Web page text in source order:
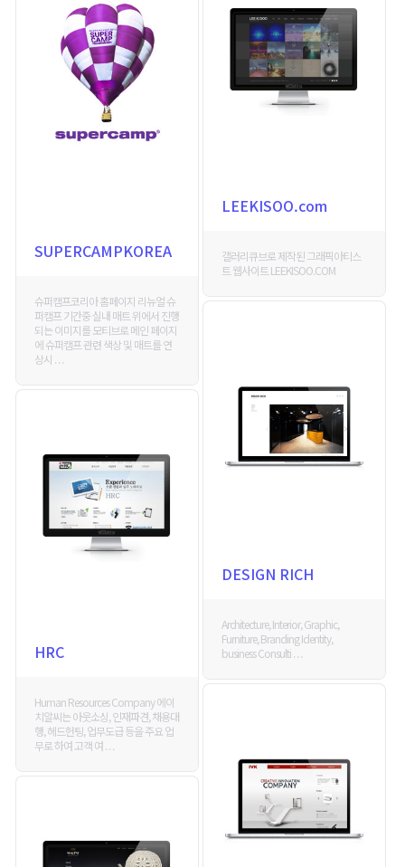
SUPERCAMPKOREA
슈퍼캠프코리아 홈페이지 리뉴얼 슈
퍼캠프 기간중 실내 매트 위에서 진행
되는 이미지를 모티브로 메인 페이지
에 슈퍼캠프 관련 색상 및 매트를 연
상시 . . .
LEEKISOO.com
갤러리큐브로 제작된 그래픽아티스
트 웹사이트 LEEKISOO.COM
DESIGN RICH
Architecture, Interior, Graphic,
Furniture, Branding Identity,
business Consulti . . .
HRC
Human Resources Company 에이
치알씨는 아웃소싱, 인재파견, 채용대
행, 헤드헌팅, 업무도급 등을 주요 업
무로 하여 고객 여 . . .